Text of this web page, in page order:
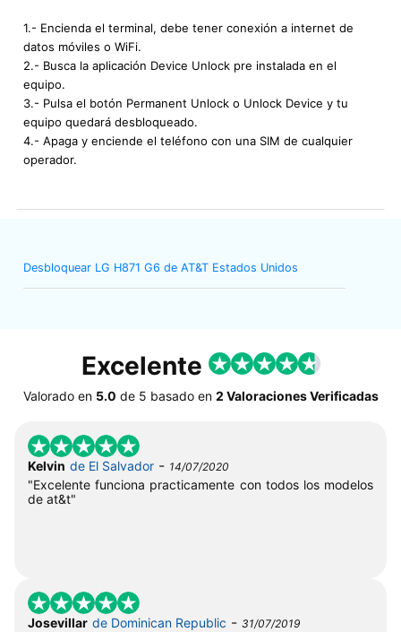
1.- Encienda el terminal, debe tener conexión a internet de
datos móviles o WiFi.
2.- Busca la aplicación Device Unlock pre instalada en el
equipo.
3.- Pulsa el botón Permanent Unlock o Unlock Device y tu
equipo quedará desbloqueado.
4.- Apaga y enciende el teléfono con una SIM de cualquier
operador.
Desbloquear LG H871 G6 de AT&T Estados Unidos
Excelente
Valorado en 5.0 de 5 basado en 2 Valoraciones Verificadas
Kelvin de El Salvador - 14/07/2020
"Excelente funciona practicamente con todos los modelos
de at&t"
Josevillar de Dominican Republic - 31/07/2019